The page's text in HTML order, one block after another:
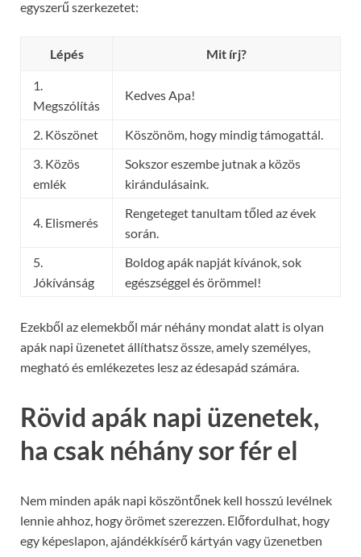
egyszerű szerkezetet:
Lépés Mit írj?
1.
Megszólítás
Kedves Apa!
2. Köszönet
Köszönöm, hogy mindig támogattál.
3. Közös
emlék
Sokszor eszembe jutnak a közös
kirándulásaink.
4. Elismerés
Rengeteget tanultam tőled az évek
során.
5.
Jókívánság
Boldog apák napját kívánok, sok
egészséggel és örömmel!
Ezekből az elemekből már néhány mondat alatt is olyan
apák napi üzenetet állíthatsz össze, amely személyes,
megható és emlékezetes lesz az édesapád számára.
Rövid apák napi üzenetek,
ha csak néhány sor fér el
Nem minden apák napi köszöntőnek kell hosszú levélnek
lennie ahhoz, hogy örömet szerezzen. Előfordulhat, hogy
egy képeslapon, ajándékkísérő kártyán vagy üzenetben